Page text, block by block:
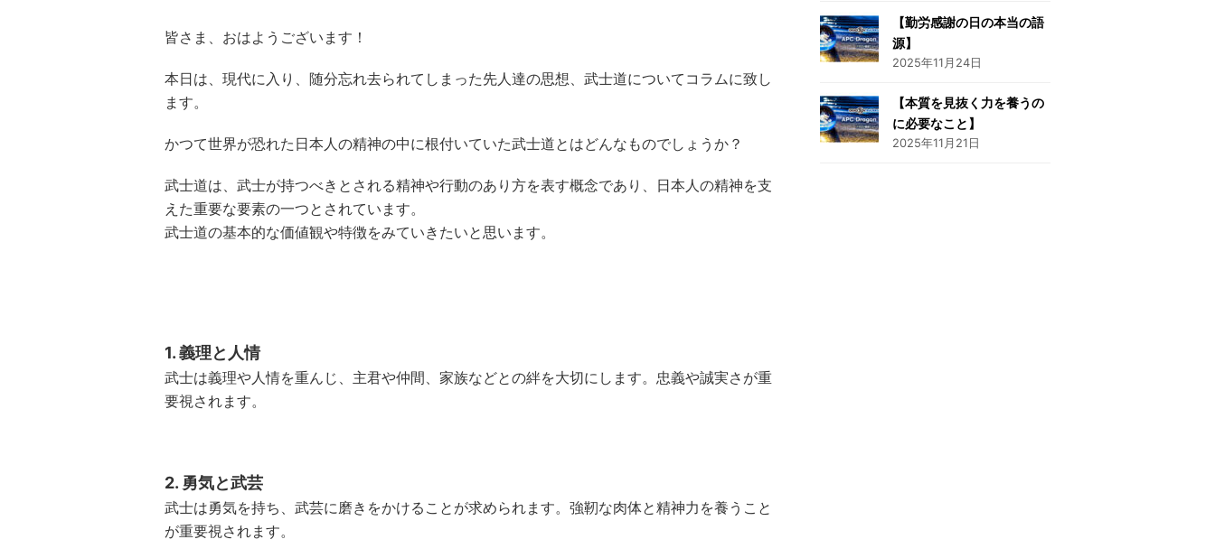
皆さま、おはようございます！
本日は、現代に入り、随分忘れ去られてしまった先人達の思想、武士道についてコラムに致し
ます。
かつて世界が恐れた日本人の精神の中に根付いていた武士道とはどんなものでしょうか？
武士道は、武士が持つべきとされる精神や行動のあり方を表す概念であり、日本人の精神を支
えた重要な要素の一つとされています。
武士道の基本的な価値観や特徴をみていきたいと思います。
1. 義理と人情
武士は義理や人情を重んじ、主君や仲間、家族などとの絆を大切にします。忠義や誠実さが重
要視されます。
2. 勇気と武芸
武士は勇気を持ち、武芸に磨きをかけることが求められます。強靭な肉体と精神力を養うこと
が重要視されます。
【勤労感謝の日の本当の語
源】
2025年11月24日
【本質を見抜く力を養うの
に必要なこと】
2025年11月21日